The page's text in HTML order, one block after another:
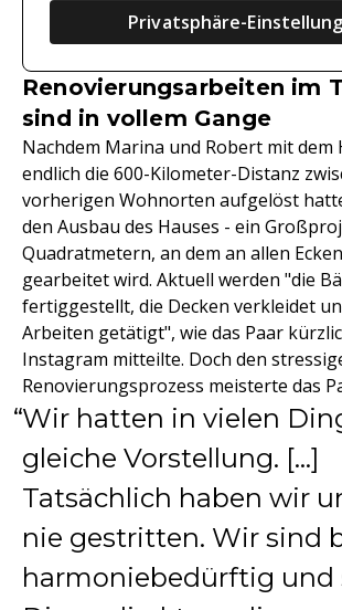
Privatsphäre-
Renovierungsarbeiten im
sind in vollem Gange
Nachdem Marina und Robert mit dem
endlich die 600-Kilometer-Distanz
vorherigen Wohnorten aufgelöst
den Ausbau des Hauses - ein
Quadratmetern, an dem an allen
gearbeitet wird. Aktuell werden "die
fertiggestellt, die Decken verkleidet
Arbeiten getätigt", wie das Paar
Instagram mitteilte. Doch den
Renovierungsprozess meisterte das
Wir hatten in vielen
gleiche Vorstellung. […]
Tatsächlich haben wir
nie gestritten. Wir sind
harmoniebedürftig und